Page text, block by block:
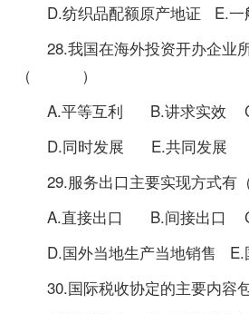
D.纺织品配额原产地证 E.一
28.我国在海外投资开办企业
（ ）
A.平等互利 B.讲求实效
D.同时发展 E.共同发展
29.服务出口主要实现方
A.直接出口 B.间接出口 C.
D.国外当地生产当地销售 E.
30.国际税收协定的主要内